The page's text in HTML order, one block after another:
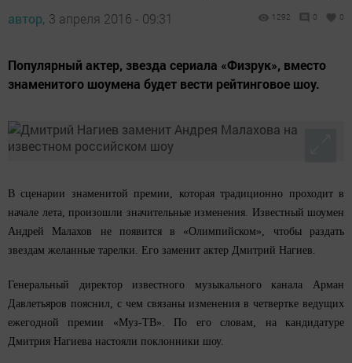
автор, 3 апреля 2016 - 09:31 1292 0 0
Популярный актер, звезда сериала «Физрук», вместо
знаменитого шоумена будет вести рейтинговое шоу.
В сценарии знаменитой премии, которая традиционно проходит в
начале лета, произошли значительные изменения. Известный шоумен
Андрей Малахов не появится в «Олимпийском», чтобы раздать
звездам желанные тарелки. Его заменит актер Дмитрий Нагиев.
Генеральный директор известного музыкального канала Арман
Давлетьяров пояснил, с чем связаны изменения в четвертке ведущих
ежегодной премии «Муз-ТВ». По его словам, на кандидатуре
Дмитрия Нагиева настояли поклонники шоу.